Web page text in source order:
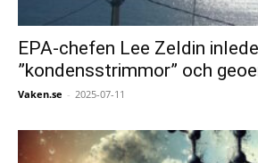
EPA-chefen Lee Zeldin
”kondensstrimmor” och
Vaken.se - 2025-07-11